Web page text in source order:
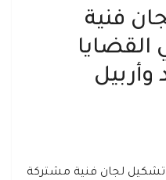
فنية
القضايا
وأربيل
تشكيل لجان فنية مشتركة